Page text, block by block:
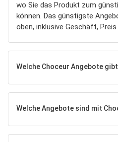
wo Sie das Produkt zum
können. Das günstigste
oben, inklusive Geschäft,
Welche Choceur Angebote
Welche Angebote sind mit